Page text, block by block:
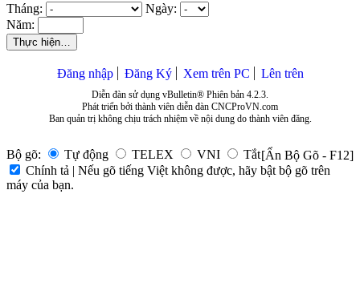
Tháng:
Ngày:
Năm:
Thực hiện…
Đăng nhập Đăng Ký Xem trên PC Lên trên
Diễn đàn sử dụng vBulletin® Phiên bản 4.2.3.
Phát triển bởi thành viên diễn đàn CNCProVN.com
Ban quản trị không chịu trách nhiệm về nội dung do thành viên đăng.
Bộ gõ: Tự động TELEX VNI Tắt[Ẩn Bộ Gõ - F12]
Chính tả | Nếu gõ tiếng Việt không được, hãy bật bộ gõ trên
máy của bạn.